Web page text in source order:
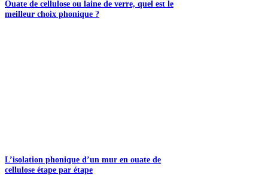
Ouate de cellulose ou laine de verre, quel est le
meilleur choix phonique ?
L’isolation phonique d’un mur en ouate de
cellulose étape par étape